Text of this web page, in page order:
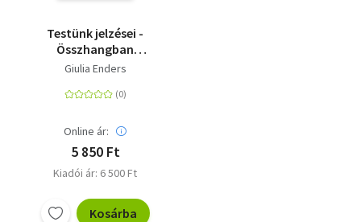
Testünk jelzései -
Összhangban
önmagunkkal
Giulia Enders
Online ár:
5 850 Ft
Kiadói ár: 6 500 Ft
Kosárba